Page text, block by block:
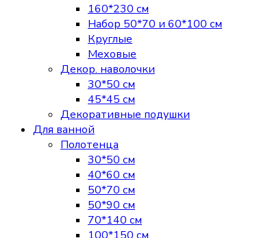
160*230 см
Набор 50*70 и 60*100 см
Круглые
Меховые
Декор. наволочки
30*50 см
45*45 см
Декоративные подушки
Для ванной
Полотенца
30*50 см
40*60 см
50*70 см
50*90 см
70*140 см